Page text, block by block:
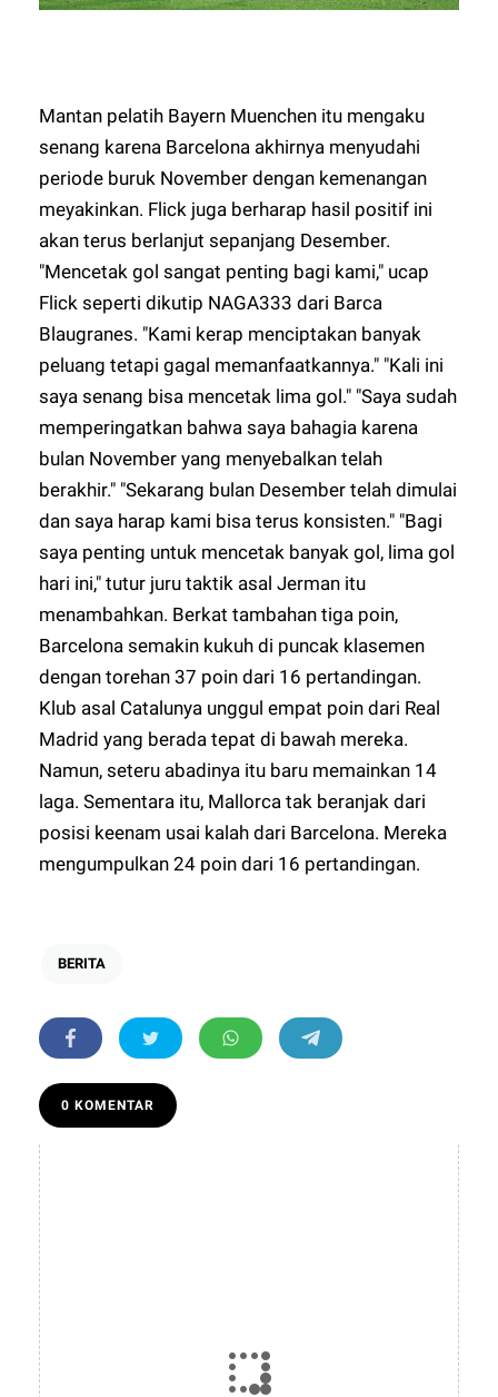
Mantan pelatih Bayern Muenchen itu mengaku
senang karena Barcelona akhirnya menyudahi
periode buruk November dengan kemenangan
meyakinkan. Flick juga berharap hasil positif ini
akan terus berlanjut sepanjang Desember.
"Mencetak gol sangat penting bagi kami," ucap
Flick seperti dikutip NAGA333dari Barca
Blaugranes. "Kami kerap menciptakan banyak
peluang tetapi gagal memanfaatkannya." "Kali ini
saya senang bisa mencetak lima gol." "Saya sudah
memperingatkan bahwa saya bahagia karena
bulan November yang menyebalkan telah
berakhir." "Sekarang bulan Desember telah dimulai
dan saya harap kami bisa terus konsisten." "Bagi
saya penting untuk mencetak banyak gol, lima gol
hari ini," tutur juru taktik asal Jerman itu
menambahkan. Berkat tambahan tiga poin,
Barcelona semakin kukuh di puncak klasemen
dengan torehan 37 poin dari 16 pertandingan.
Klub asal Catalunya unggul empat poin dari Real
Madrid yang berada tepat di bawah mereka.
Namun, seteru abadinya itu baru memainkan 14
laga. Sementara itu, Mallorca tak beranjak dari
posisi keenam usai kalah dari Barcelona. Mereka
mengumpulkan 24 poin dari 16 pertandingan.
BERITA
0 KOMENTAR